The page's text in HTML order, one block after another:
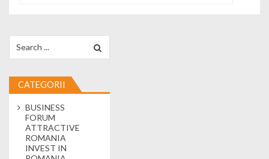
CATEGORII
BUSINESS
FORUM
ATTRACTIVE
ROMANIA
INVEST IN